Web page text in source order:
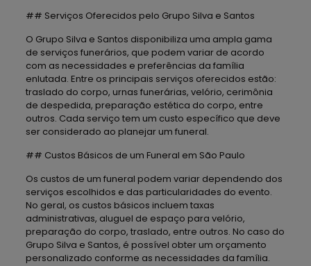
## Serviços Oferecidos pelo Grupo Silva e Santos
O Grupo Silva e Santos disponibiliza uma ampla gama
de serviços funerários, que podem variar de acordo
com as necessidades e preferências da família
enlutada. Entre os principais serviços oferecidos estão:
traslado do corpo, urnas funerárias, velório, cerimônia
de despedida, preparação estética do corpo, entre
outros. Cada serviço tem um custo específico que deve
ser considerado ao planejar um funeral.
## Custos Básicos de um Funeral em São Paulo
Os custos de um funeral podem variar dependendo dos
serviços escolhidos e das particularidades do evento.
No geral, os custos básicos incluem taxas
administrativas, aluguel de espaço para velório,
preparação do corpo, traslado, entre outros. No caso do
Grupo Silva e Santos, é possível obter um orçamento
personalizado conforme as necessidades da família.